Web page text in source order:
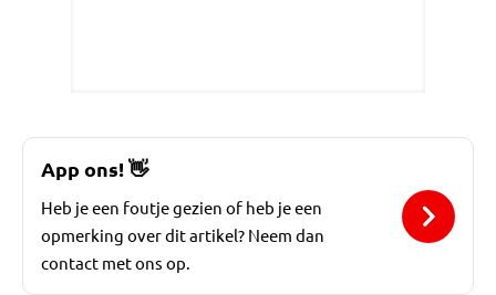
App ons!👋
Heb je een foutje gezien of heb je een
opmerking over dit artikel? Neem dan
contact met ons op.